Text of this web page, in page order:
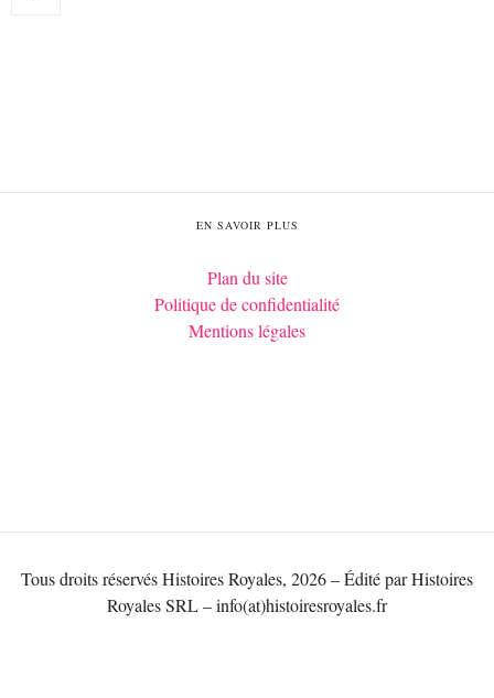
EN SAVOIR PLUS
Plan du site
Politique de confidentialité
Mentions légales
Tous droits réservés Histoires Royales, 2026 – Édité par Histoires
Royales SRL – info(at)histoiresroyales.fr